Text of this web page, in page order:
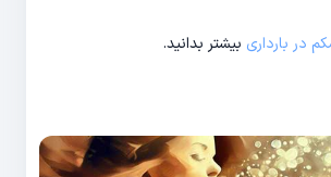
در بارداری بیشتر بدانید.